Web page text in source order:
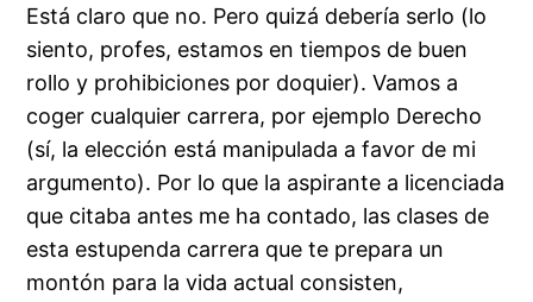
Está claro que no. Pero quizá debería serlo (lo
siento, profes, estamos en tiempos de buen
rollo y prohibiciones por doquier). Vamos a
coger cualquier carrera, por ejemplo Derecho
(sí, la elección está manipulada a favor de mi
argumento). Por lo que la aspirante a licenciada
que citaba antes me ha contado, las clases de
esta estupenda carrera que te prepara un
montón para la vida actual consisten,